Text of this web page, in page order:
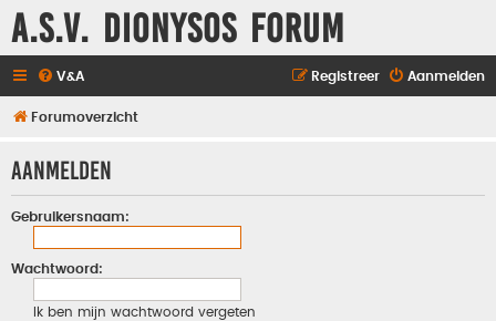
A.S.V. Dionysos Forum
V&A Aanmelden
Registreer
Forumoverzicht
Aanmelden
Gebruikersnaam:
Wachtwoord:
Ik ben mijn wachtwoord vergeten